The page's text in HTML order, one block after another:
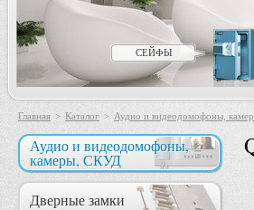
СЕЙФЫ
Главная > Каталог > Аудио и видеодомофоны,
Аудио и видеодомофоны,
камеры, СКУД
Дверные замки